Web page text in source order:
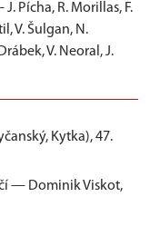
Pícha, R. Morillas, F.
V. Šulgan, N.
V. Neoral, J.
Kytka), 47.
— Dominik Viskot,